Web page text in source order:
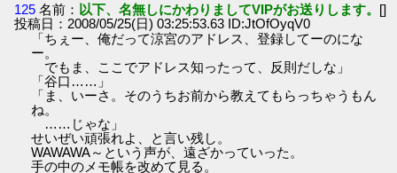
125 名前： 以下、名無しにかわりましてVIPがお送りします。 []
投稿日：2008/05/25(日) 03:25:53.63 ID:JtOfOyqV0
「ちぇー、俺だって涼宮のアドレス、登録してーのにな
ー。
でもま、ここでアドレス知ったって、反則だしな」
「谷口……」
「ま、いーさ。そのうちお前から教えてもらっちゃうもん
ね。
……じゃな」
せいぜい頑張れよ、と言い残し。
WAWAWA～という声が、遠ざかっていった。
手の中のメモ帳を改めて見る。